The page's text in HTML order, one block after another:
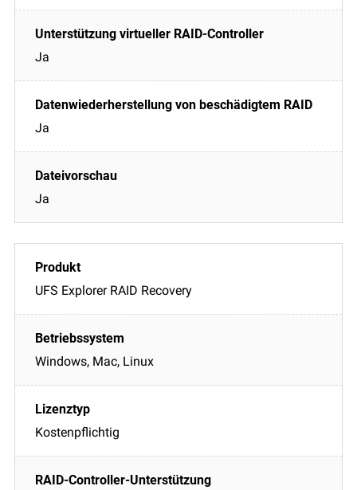
Ja
Ja
Ja
UFS Explorer RAID Recovery
Windows, Mac, Linux
Kostenpflichtig